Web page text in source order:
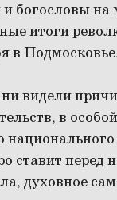
богословы
итоги
в Подмосковье.
видели
в
ставит
духовное